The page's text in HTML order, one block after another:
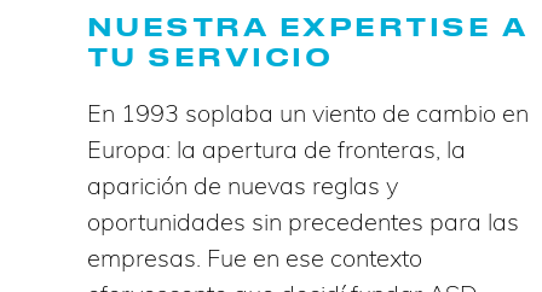
NUESTRA EXPERTISE A
TU SERVICIO
En 1993 soplaba un viento de cambio en
Europa: la apertura de fronteras, la
aparición de nuevas reglas y
oportunidades sin precedentes para las
empresas. Fue en ese contexto